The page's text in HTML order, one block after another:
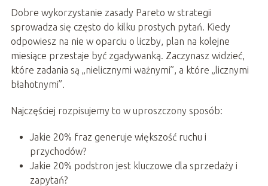
Dobre wykorzystanie zasady Pareto w strategii
sprowadza się często do kilku prostych pytań. Kiedy
odpowiesz na nie w oparciu o liczby, plan na kolejne
miesiące przestaje być zgadywanką. Zaczynasz widzieć,
które zadania są „nielicznymi ważnymi”, a które „licznymi
błahotnymi”.
Najczęściej rozpisujemy to w uproszczony sposób:
Jakie 20% fraz generuje większość ruchu i
przychodów?
Jakie 20% podstron jest kluczowe dla sprzedaży i
zapytań?